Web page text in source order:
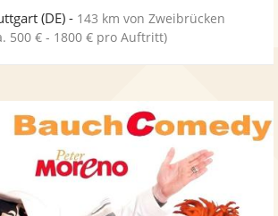
(DE) - 143 km von Zweibrücken
500 € - 1800 € pro Auftritt)